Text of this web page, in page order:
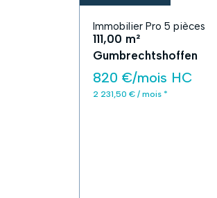
Immobilier Pro 5 pièces
111,00 m²
Gumbrechtshoffen
820 €/mois HC
2 231,50 € / mois *